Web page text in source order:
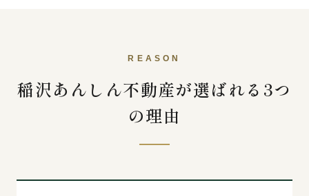
REASON
稲沢あんしん不動産が選ばれる3つ
の理由